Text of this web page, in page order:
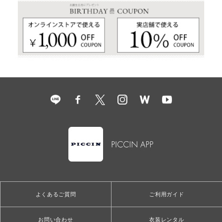
よくあるご質問 ご利用ガイド
お問い合わせ 衣装レンタル